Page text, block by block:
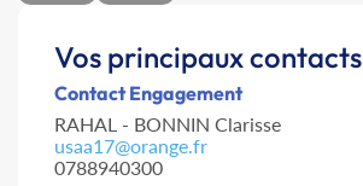
Vos principaux contacts
Contact Engagement
RAHAL - BONNIN Clarisse
usaa17@orange.fr
0788940300